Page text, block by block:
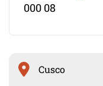
000 08
Cusco